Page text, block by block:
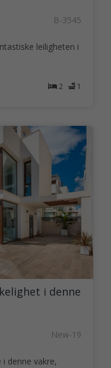
B-3545
leiligheten i
2 1
i denne
New-19
denne vakre,